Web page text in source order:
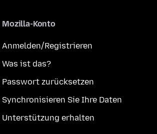
Mozilla-Konto
Anmelden/Registrieren
Was ist das?
Passwort zurücksetzen
Synchronisieren Sie Ihre Daten
Unterstützung erhalten